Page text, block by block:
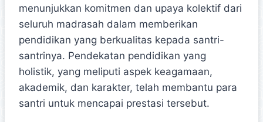
menunjukkan komitmen dan upaya kolektif dari
seluruh madrasah dalam memberikan
pendidikan yang berkualitas kepada santri-
santrinya. Pendekatan pendidikan yang
holistik, yang meliputi aspek keagamaan,
akademik, dan karakter, telah membantu para
santri untuk mencapai prestasi tersebut.